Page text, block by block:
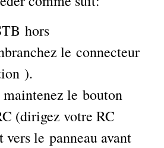
hors
le connecteur
).
le bouton
(dirigez votre RC
vers le panneau avant